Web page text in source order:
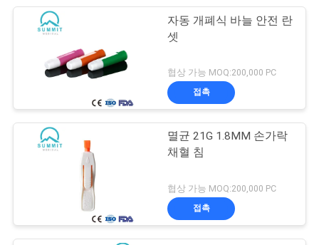
자동 개폐식 바늘 안전 란
셋
협상 가능 MOQ:200,000 PC
접촉
멸균 21G 1.8MM 손가락
채혈 침
협상 가능 MOQ:200,000 PC
접촉